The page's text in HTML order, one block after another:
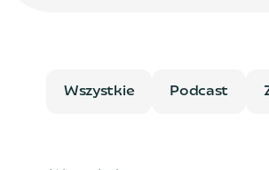
Wszystkie Podcast